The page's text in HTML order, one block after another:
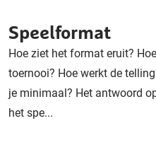
Speelformat
Hoe ziet het format eruit?
toernooi? Hoe werkt de
je minimaal? Het antwoord
het spe...